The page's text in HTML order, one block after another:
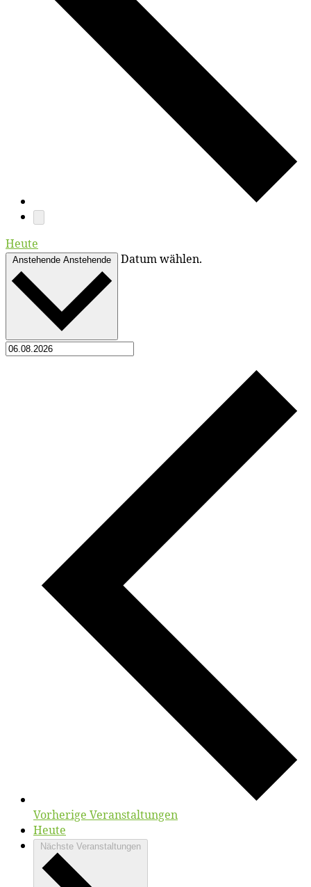
Heute
Anstehende Anstehende Datum wählen.
Vorherige Veranstaltungen
Heute
Nächste Veranstaltungen